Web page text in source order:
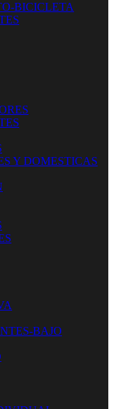
BICICLETA
Y DOMESTICAS
BAJO